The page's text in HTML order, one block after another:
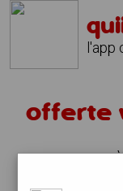
l'app
offerte